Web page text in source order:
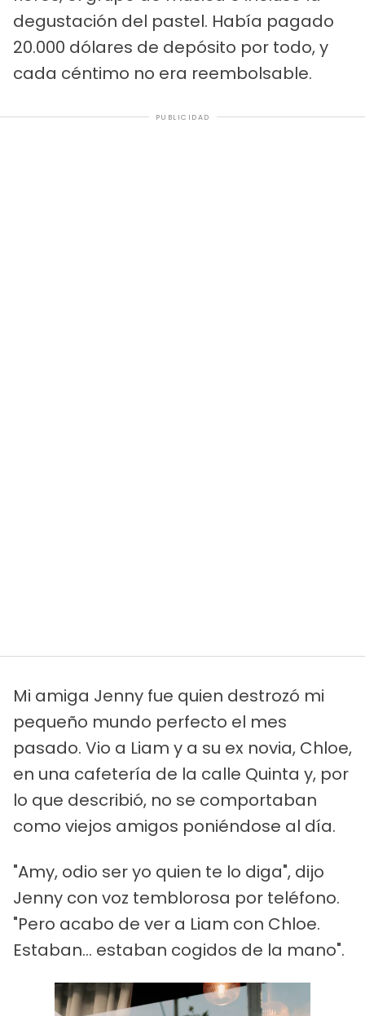
degustación del pastel. Había pagado
20.000 dólares de depósito por todo, y
cada céntimo no era reembolsable.
PUBLICIDAD
Mi amiga Jenny fue quien destrozó mi
pequeño mundo perfecto el mes
pasado. Vio a Liam y a su ex novia, Chloe,
en una cafetería de la calle Quinta y, por
lo que describió, no se comportaban
como viejos amigos poniéndose al día.
"Amy, odio ser yo quien te lo diga", dijo
Jenny con voz temblorosa por teléfono.
"Pero acabo de ver a Liam con Chloe.
Estaban... estaban cogidos de la mano".